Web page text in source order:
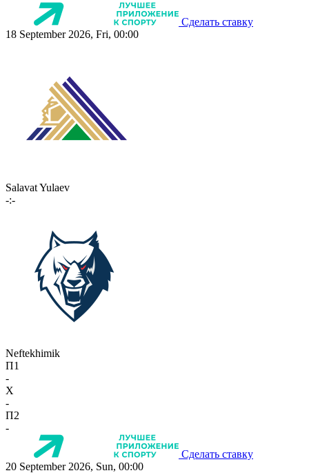
Сделать ставку
18 September 2026, Fri, 00:00
Salavat Yulaev
-:-
Neftekhimik
П1
-
X
-
П2
-
Сделать ставку
20 September 2026, Sun, 00:00